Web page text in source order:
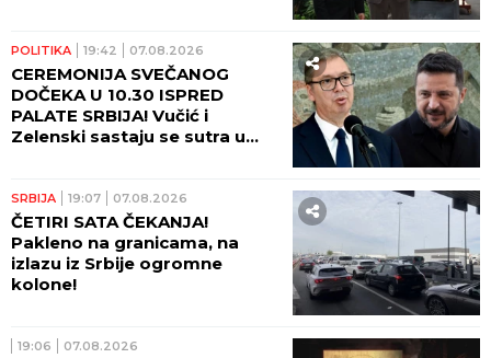
POLITIKA 19:42 07.08.2026
CEREMONIJA SVEČANOG
DOČEKA U 10.30 ISPRED
PALATE SRBIJA! Vučić i
Zelenski sastaju se sutra u
SRBIJA 19:07 07.08.2026
ČETIRI SATA ČEKANJA!
Pakleno na granicama, na
izlazu iz Srbije ogromne
kolone!
19:06 07.08.2026